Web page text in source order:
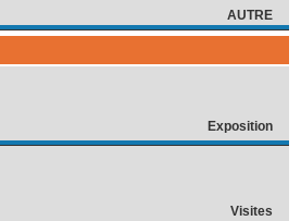
AUTRE
Exposition
Visites